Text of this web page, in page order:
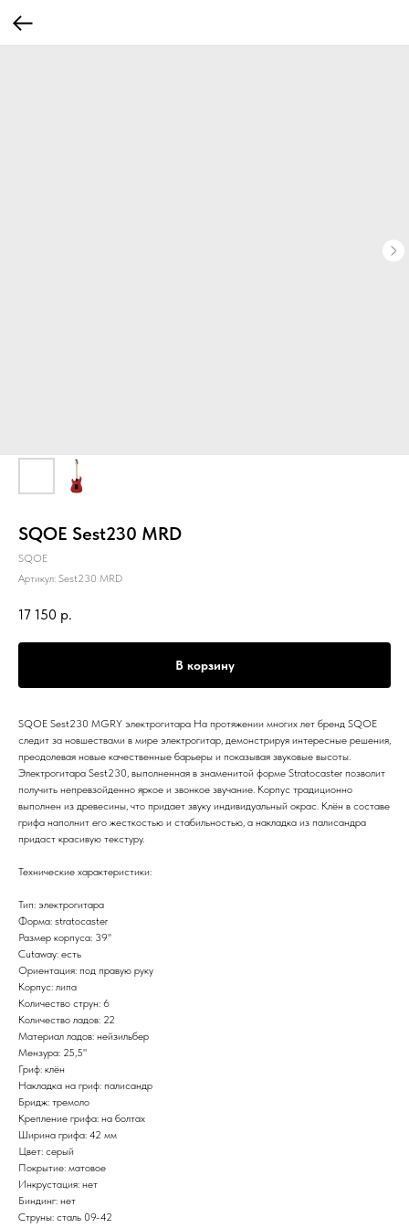
SQOE Sest230 MRD
SQOE
Артикул: Sest230 MRD
17 150 р.
В корзину
SQOE Sest230 MGRY электрогитара На протяжении многих лет бренд SQOE
следит за новшествами в мире электрогитар, демонстрируя интересные решения,
преодолевая новые качественные барьеры и показывая звуковые высоты.
Электрогитара Sest230, выполненная в знаменитой форме Stratocaster позволит
получить непревзойденно яркое и звонкое звучание. Корпус традиционно
выполнен из древесины, что придает звуку индивидуальный окрас. Клён в составе
грифа наполнит его жесткостью и стабильностью, а накладка из палисандра
придаст красивую текстуру.
Технические характеристики:
Тип: электрогитара
Форма: stratocaster
Размер корпуса: 39''
Cutaway: есть
Ориентация: под правую руку
Корпус: липа
Количество струн: 6
Количество ладов: 22
Материал ладов: нейзильбер
Мензура: 25,5"
Гриф: клён
Накладка на гриф: палисандр
Бридж: тремоло
Крепление грифа: на болтах
Ширина грифа: 42 мм
Цвет: серый
Покрытие: матовое
Инкрустация: нет
Биндинг: нет
Струны: сталь 09-42